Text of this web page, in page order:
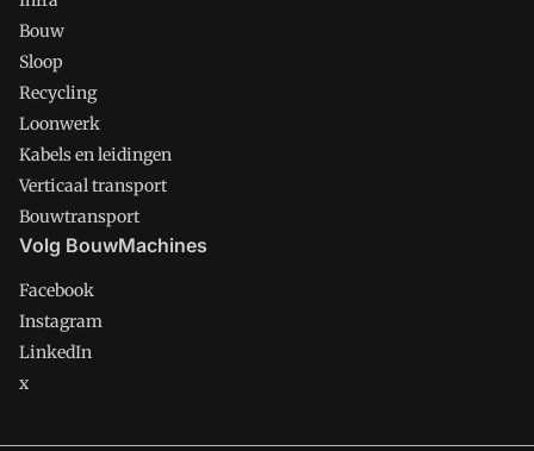
Bouw
Sloop
Recycling
Loonwerk
Kabels en leidingen
Verticaal transport
Bouwtransport
Volg BouwMachines
Facebook
Instagram
LinkedIn
x